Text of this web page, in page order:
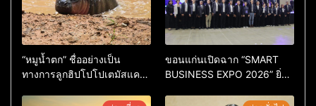
“หมูน้ำตก” ชื่ออย่างเป็น
ทางการลูกฮิปโปโปเตมัสแคระ
หลังผู้ร่วมกิจกรรมร่วมโหวต
ขอนแก่นเปิดฉาก “SMART
BUSINESS EXPO 2026” ยิ่ง
ยกระดับเศรษฐกิจดิจิทัลอีสาน